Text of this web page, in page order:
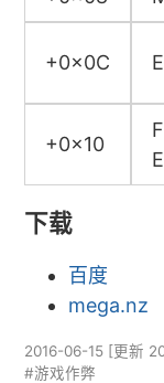
+0x0C
+0x10
下载
百度
mega.nz
2016-06-15 [更新
#游戏作弊